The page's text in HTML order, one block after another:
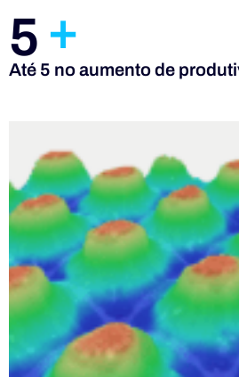
5 +
Até 5 no aumento de